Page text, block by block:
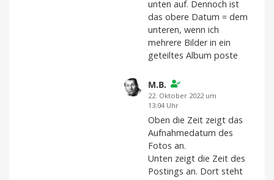
unten auf. Dennoch ist
das obere Datum = dem
unteren, wenn ich
mehrere Bilder in ein
geteiltes Album poste
M.B.
22. Oktober 2022 um
13:04 Uhr
Oben die Zeit zeigt das
Aufnahmedatum des
Fotos an.
Unten zeigt die Zeit des
Postings an. Dort steht